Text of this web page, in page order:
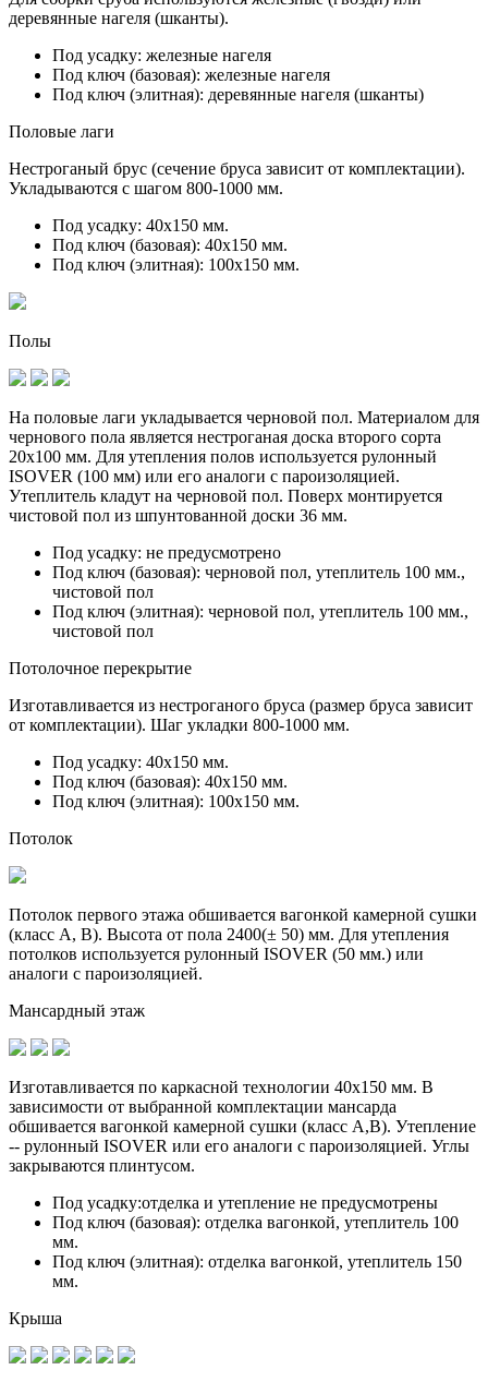
деревянные нагеля (шканты).
Под усадку: железные нагеля
Под ключ (базовая): железные нагеля
Под ключ (элитная): деревянные нагеля (шканты)
Половые лаги
Нестроганый брус (сечение бруса зависит от комплектации).
Укладываются с шагом 800-1000 мм.
Под усадку: 40х150 мм.
Под ключ (базовая): 40х150 мм.
Под ключ (элитная): 100х150 мм.
Полы
На половые лаги укладывается черновой пол. Материалом для
чернового пола является нестроганая доска второго сорта
20х100 мм. Для утепления полов используется рулонный
ISOVER (100 мм) или его аналоги с пароизоляцией.
Утеплитель кладут на черновой пол. Поверх монтируется
чистовой пол из шпунтованной доски 36 мм.
Под усадку: не предусмотрено
Под ключ (базовая): черновой пол, утеплитель 100 мм.,
чистовой пол
Под ключ (элитная): черновой пол, утеплитель 100 мм.,
чистовой пол
Потолочное перекрытие
Изготавливается из нестроганого бруса (размер бруса зависит
от комплектации). Шаг укладки 800-1000 мм.
Под усадку: 40х150 мм.
Под ключ (базовая): 40х150 мм.
Под ключ (элитная): 100х150 мм.
Потолок
Потолок первого этажа обшивается вагонкой камерной сушки
(класс A, B). Высота от пола 2400(± 50) мм. Для утепления
потолков используется рулонный ISOVER (50 мм.) или
аналоги с пароизоляцией.
Мансардный этаж
Изготавливается по каркасной технологии 40х150 мм. В
зависимости от выбранной комплектации мансарда
обшивается вагонкой камерной сушки (класс А,В). Утепление
-- рулонный ISOVER или его аналоги с пароизоляцией. Углы
закрываются плинтусом.
Под усадку:отделка и утепление не предусмотрены
Под ключ (базовая): отделка вагонкой, утеплитель 100
мм.
Под ключ (элитная): отделка вагонкой, утеплитель 150
мм.
Крыша